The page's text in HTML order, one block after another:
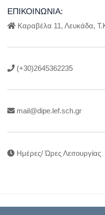
ΕΠΙΚΟΙΝΩΝΊΑ:
Καραβέλα 11, Λευκάδα,
(+30)2645362235
mail@dipe.lef.sch.gr
Ημέρες/ Ώρες Λειτουργίας